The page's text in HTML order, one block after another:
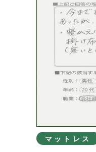
マットレス